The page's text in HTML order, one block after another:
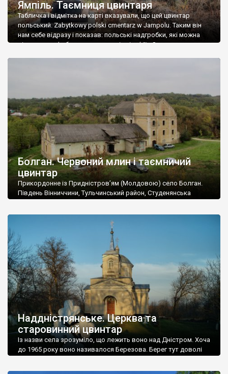
Ямпіль. Таємниця цвинтаря
Табличка і відмітка на карті вказували, що цей цвинтар
польський. Zabytkowy polski cmentarz w Jampolu. Таким він
нам себе відразу і показав: польські надгробки, які можна
віднести до фабричних, польські епітафії… Загалом цвинтар
Болган. Червоний млин і таємничий
цвинтар
Прикордонне із Придністров’ям (Молдовою) село Болган.
Південь Вінниччини, Тульчинський район, Студенянська
старовинний цвинтар із кам’яними хрестами. Всі епітафії, які
збереглися, написані кирилицею, церковнослов’янською
мовою. За всіма традиційними ознаками – цвинтар
український. Хрести датуються 19 століттям. У 1924-1940
роках Болган […]
Наддністрянське. Церква та
старовинний цвинтар
Із назви села зрозуміло, що лежить воно над Дністром. Хоча
до 1965 року воно називалося Березова. Берег тут доволі